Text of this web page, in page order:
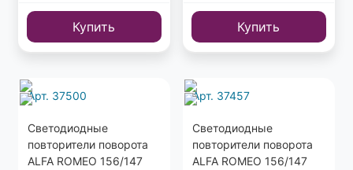
Купить Купить
Арт. 37500
Светодиодные
повторители поворота
ALFA ROMEO 156/147
Арт. 37457
Светодиодные
повторители поворота
ALFA ROMEO 156/147